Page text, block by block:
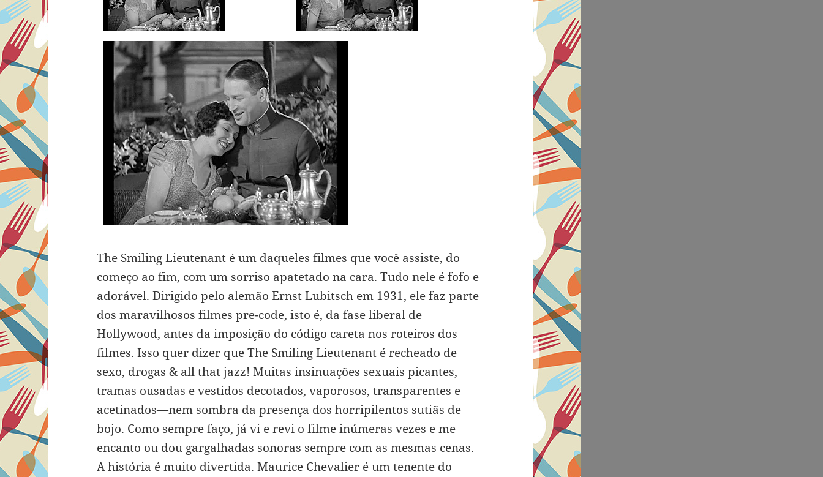
The Smiling Lieutenant é um daqueles filmes que você assiste, do
começo ao fim, com um sorriso apatetado na cara. Tudo nele é fofo e
adorável. Dirigido pelo alemão Ernst Lubitsch em 1931, ele faz parte
dos maravilhosos filmes pre-code, isto é, da fase liberal de
Hollywood, antes da imposição do código careta nos roteiros dos
filmes. Isso quer dizer que The Smiling Lieutenant é recheado de
sexo, drogas & all that jazz! Muitas insinuações sexuais picantes,
tramas ousadas e vestidos decotados, vaporosos, transparentes e
acetinados—nem sombra da presença dos horripilentos sutiãs de
bojo. Como sempre faço, já vi e revi o filme inúmeras vezes e me
encanto ou dou gargalhadas sonoras sempre com as mesmas cenas.
A história é muito divertida. Maurice Chevalier é um tenente do